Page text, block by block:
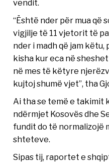
vendit.
“Është nder për mua që
vigjilje të 11 vjetorit të
nder i madh që jam
kisha kur eca në
në mes të këtyre
kujtoj shumë vjet”, tha
Ai tha se temë e takimit
ndërmjet Kosovës dhe
fundit do të normalizojë
shteteve.
Sipas tij, raportet e